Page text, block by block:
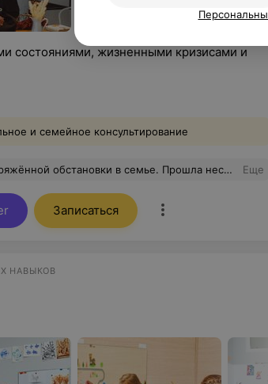
состояниями, жизненными кризисами и
и семейное консультирование
помогает увидеть свои ошибки и успокоиться. Дома стало легче дышать. Рекомендую попробовать, если чувствуете, что зашли в тупик. Очень приятный кабинет. Еще
Записаться
НАВЫКОВ